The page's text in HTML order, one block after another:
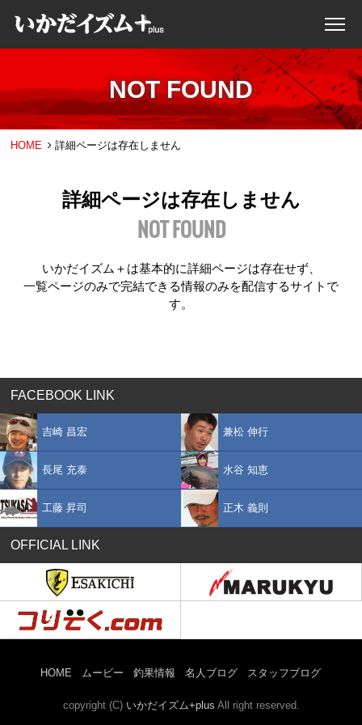
NOT FOUND
HOME 詳細ページは存在しません
詳細ページは存在しません
NOT FOUND
いかだイズム＋は基本的に詳細ページは存在せず、
一覧ページのみで完結できる情報のみを配信するサイトで
す。
FACEBOOK LINK
吉崎 昌宏 兼松 伸行
長尾 充泰 水谷 知恵
工藤 昇司 正木 義則
OFFICIAL LINK
HOME ムービー 釣果情報 名人ブログ スタッフブログ
copyright (C) いかだイズム+plus All right reserved.